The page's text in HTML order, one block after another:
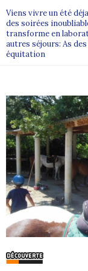
Viens vivre un été
des soirées
transforme en
autres séjours: As
équitation